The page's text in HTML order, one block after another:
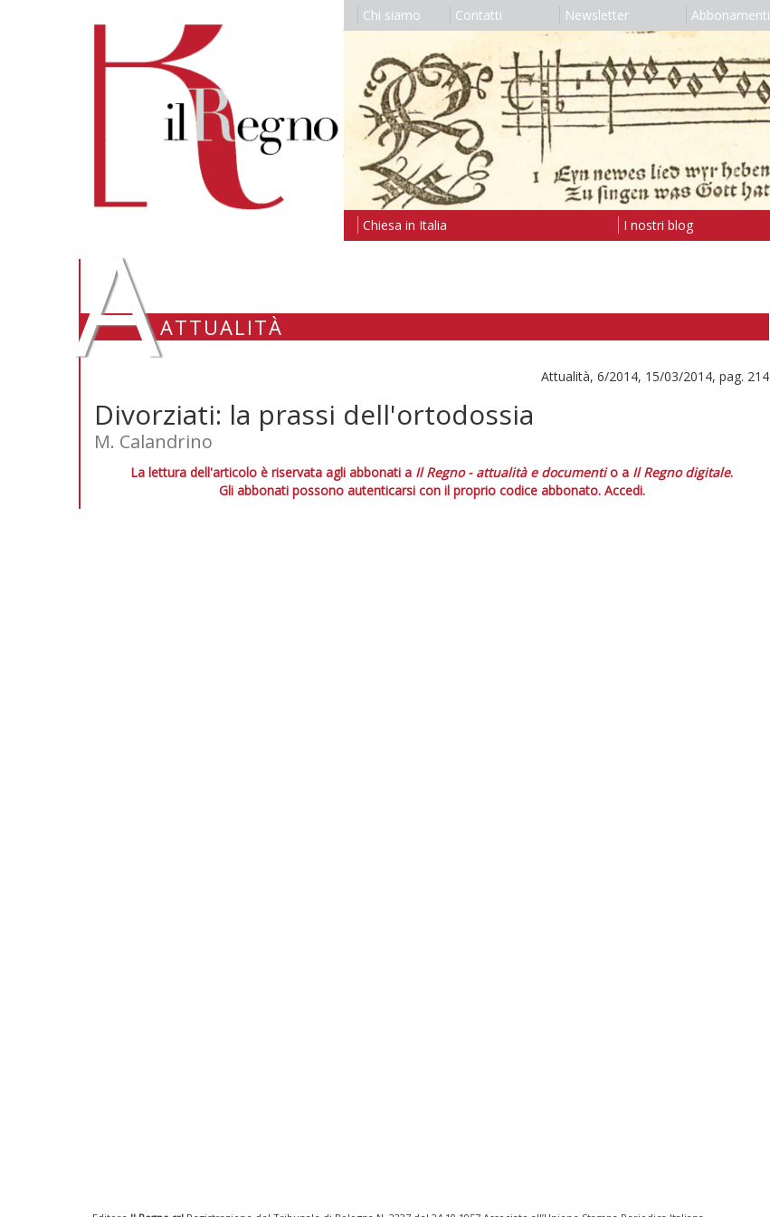
Chi siamo Contatti Newsletter Abbonamenti
Chiesa in Italia I nostri blog
AATTUALITÀ
Attualità, 6/2014, 15/03/2014, pag. 214
Divorziati: la prassi dell'ortodossia
M. Calandrino
La lettura dell'articolo è riservata agli abbonati a Il Regno - attualità e documentio a Il Regno digitale.
Gli abbonati possono autenticarsi con il proprio codice abbonato. Accedi.